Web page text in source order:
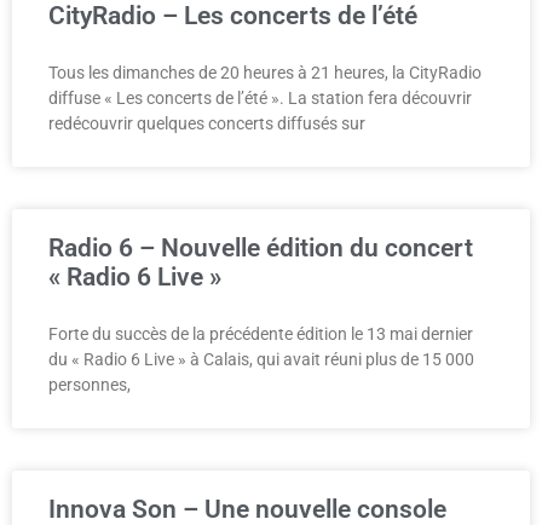
CityRadio – Les concerts de l’été
Tous les dimanches de 20 heures à 21 heures, la CityRadio
diffuse « Les concerts de l’été ». La station fera découvrir
redécouvrir quelques concerts diffusés sur
Radio 6 – Nouvelle édition du concert
« Radio 6 Live »
Forte du succès de la précédente édition le 13 mai dernier
du « Radio 6 Live » à Calais, qui avait réuni plus de 15 000
personnes,
Innova Son – Une nouvelle console